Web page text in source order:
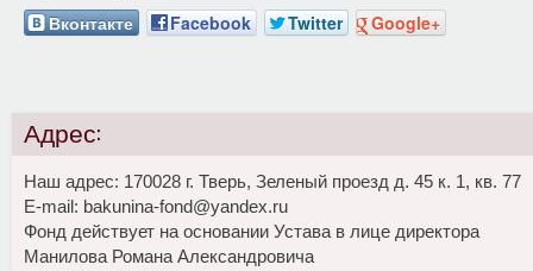
Вконтакте Facebook Twitter Google+
Адрес:
Наш адрес: 170028 г. Тверь, Зеленый проезд д. 45 к. 1, кв. 77
E-mail: bakunina-fond@yandex.ru
Фонд действует на основании Устава в лице директора
Манилова Романа Александровича